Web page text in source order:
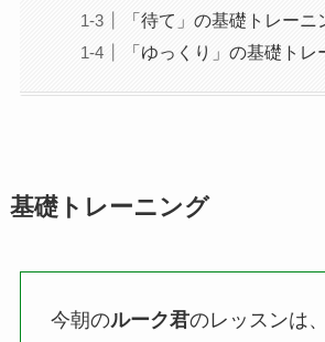
「待て」の基礎トレーニ
「ゆっくり」の基礎トレ
基礎トレーニング
今朝のルーク君のレッスンは